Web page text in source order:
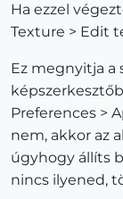
Ha ezzel
Texture > Edit
Ez megnyitja a
Preferences >
nem, akkor az
úgyhogy állíts
nincs ilyened,